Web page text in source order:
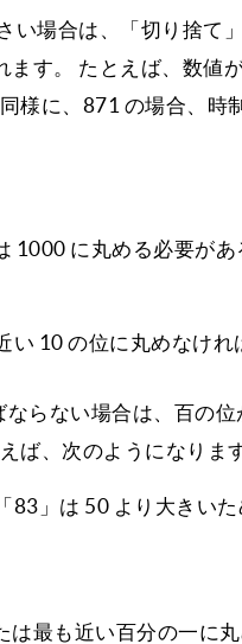
い場合は、「切り捨て
す。 たとえば、数値
様に、871 の場合、
1000 に丸める必要が
10 の位に丸めなけれ
らない場合は、百の
ば、次のようになります
」は 50 より大きい
最も近い百分の一に